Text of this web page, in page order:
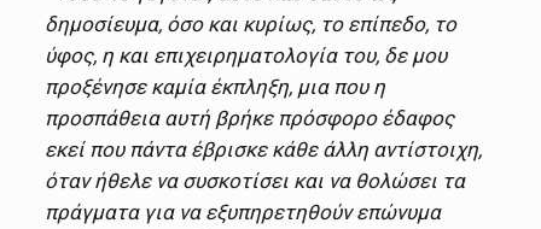
δημοσίευμα, όσο και κυρίως, το επίπεδο, το
ύφος, η και επιχειρηματολογία του, δε μου
προξένησε καμία έκπληξη, μια που η
προσπάθεια αυτή βρήκε πρόσφορο έδαφος
εκεί που πάντα έβρισκε κάθε άλλη αντίστοιχη,
όταν ήθελε να συσκοτίσει και να θολώσει τα
πράγματα για να εξυπηρετηθούν επώνυμα